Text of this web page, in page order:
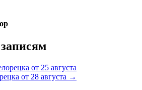
от 25 августа
от 28 августа →